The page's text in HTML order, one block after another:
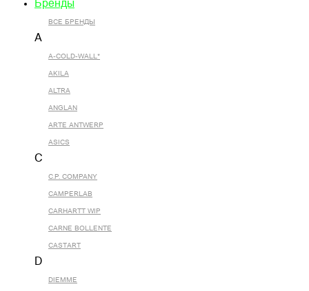
Бренды
ВСЕ БРЕНДЫ
A
A-COLD-WALL*
AKILA
ALTRA
ANGLAN
ARTE ANTWERP
ASICS
C
C.P. COMPANY
CAMPERLAB
CARHARTT WIP
CARNE BOLLENTE
CASTART
D
DIEMME